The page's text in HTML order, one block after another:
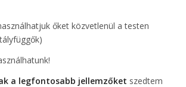
őket közvetlenül a testen
a legfontosabb jellemzőket szedtem